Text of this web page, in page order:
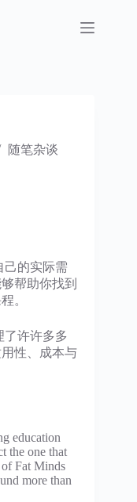
随笔杂谈
己的实际需
帮助你找到
。
了许许多多
性、成本与
education
the one that
of Fat Minds
more than